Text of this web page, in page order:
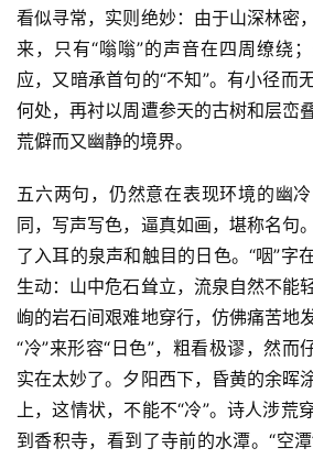
看似寻常，实则绝妙：由于山深林密
来，只有“嗡嗡”的声音在四周缭绕
应，又暗承首句的“不知”。有小径而
何处，再衬以周遭参天的古树和层峦
荒僻而又幽静的境界。
五六两句，仍然意在表现环境的幽
同，写声写色，逼真如画，堪称名句
了入耳的泉声和触目的日色。“咽”字
生动：山中危石耸立，流泉自然不能
峋的岩石间艰难地穿行，仿佛痛苦地
“冷”来形容“日色”，粗看极谬，然而
实在太妙了。夕阳西下，昏黄的余晖
上，这情状，不能不“冷”。诗人涉荒
到香积寺，看到了寺前的水潭。“空